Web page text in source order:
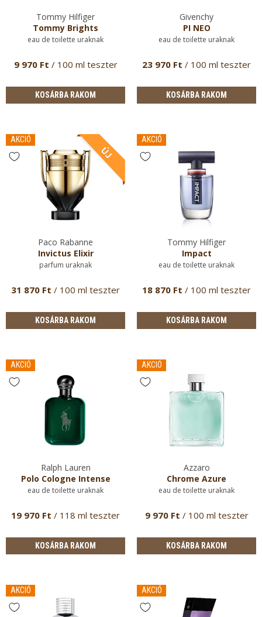
Tommy Hilfiger
Tommy Brights
eau de toilette uraknak
9 970 Ft / 100 ml teszter
KOSÁRBA RAKOM
Givenchy
PI NEO
eau de toilette uraknak
23 970 Ft / 100 ml teszter
KOSÁRBA RAKOM
AKCIÓ
Paco Rabanne
Invictus Elixir
parfum uraknak
31 870 Ft / 100 ml teszter
KOSÁRBA RAKOM
AKCIÓ
Tommy Hilfiger
Impact
eau de toilette uraknak
18 870 Ft / 100 ml teszter
KOSÁRBA RAKOM
AKCIÓ
Ralph Lauren
Polo Cologne Intense
eau de toilette uraknak
19 970 Ft / 118 ml teszter
KOSÁRBA RAKOM
AKCIÓ
Azzaro
Chrome Azure
eau de toilette uraknak
9 970 Ft / 100 ml teszter
KOSÁRBA RAKOM
AKCIÓ AKCIÓ